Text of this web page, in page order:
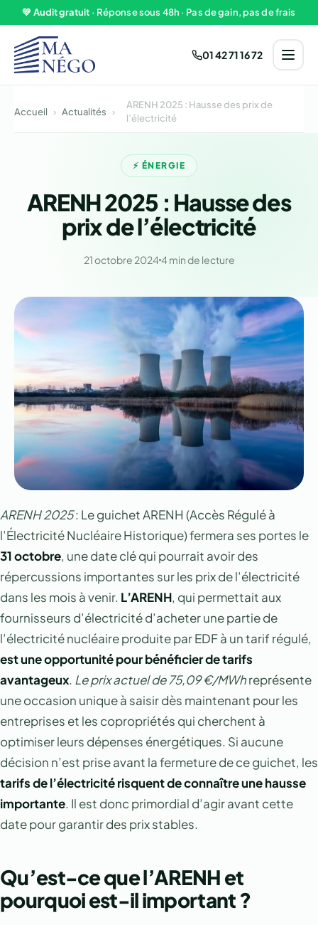
Aller au contenu
💚 Audit gratuit · Réponse sous 48h · Pas de gain, pas de frais
01 42 71 16 72
Accueil › Actualités ›
ARENH 2025 : Hausse des prix de
l’électricité
⚡ ÉNERGIE
ARENH 2025 : Hausse des
prix de l’électricité
21 octobre 20244 min de lecture
ARENH 2025: Le guichet ARENH (Accès Régulé à
l’Électricité Nucléaire Historique) fermera ses portes le
31 octobre, une date clé qui pourrait avoir des
répercussions importantes sur les prix de l’électricité
dans les mois à venir. L’ARENH, qui permettait aux
fournisseurs d’électricité d’acheter une partie de
l’électricité nucléaire produite par EDF à un tarif régulé,
est une opportunité pour bénéficier de tarifs
avantageux. Le prix actuel de 75,09 €/MWhreprésente
une occasion unique à saisir dès maintenant pour les
entreprises et les copropriétés qui cherchent à
optimiser leurs dépenses énergétiques. Si aucune
décision n’est prise avant la fermeture de ce guichet, les
tarifs de l’électricité risquent de connaître une hausse
importante. Il est donc primordial d’agir avant cette
date pour garantir des prix stables.
Qu’est-ce que l’ARENH et
pourquoi est-il important ?